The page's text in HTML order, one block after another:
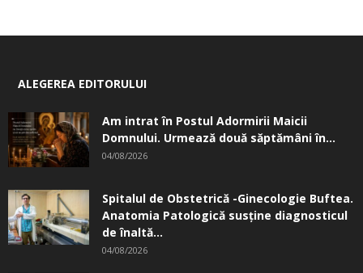
ALEGEREA EDITORULUI
Am intrat în Postul Adormirii Maicii
Domnului. Urmează două săptămâni în...
04/08/2026
Spitalul de Obstetrică -Ginecologie Buftea.
Anatomia Patologică susţine diagnosticul
de înaltă...
04/08/2026